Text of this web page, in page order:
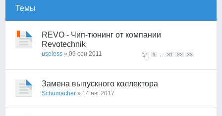
Темы
REVO - Чип-тюнинг от компании
Revotechnik
1 31 32 33
useless » 09 сен 2011
Замена выпускного коллектора
Schumacher » 14 авг 2017